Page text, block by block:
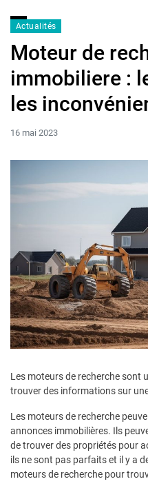
Actualités
Moteur de
immobiliere :
les
16 mai 2023
Les moteurs de recherche sont
trouver des informations sur
Les moteurs de recherche
annonces immobilières. Ils
de trouver des propriétés pour
ils ne sont pas parfaits et il y a
moteurs de recherche pour